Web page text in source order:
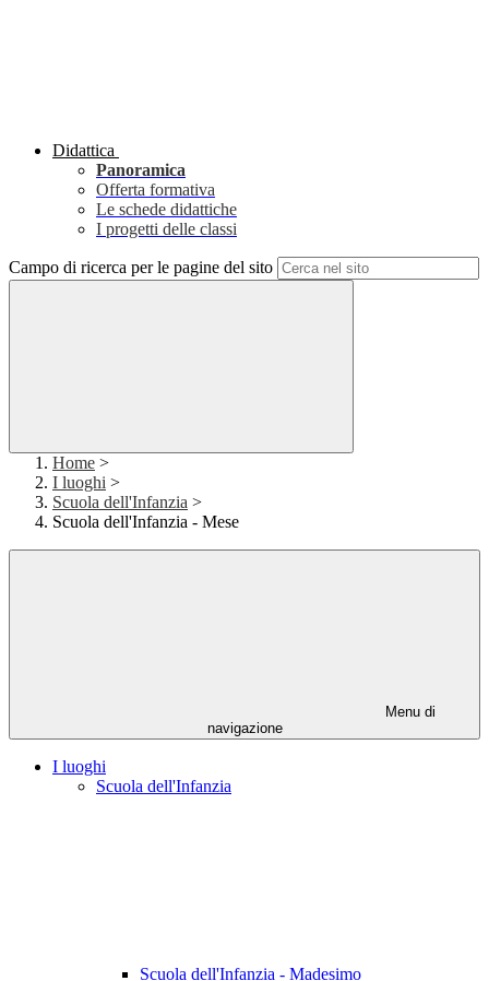
Didattica
Panoramica
Offerta formativa
Le schede didattiche
I progetti delle classi
Campo di ricerca per le pagine del sito
Home >
I luoghi >
Scuola dell'Infanzia >
Scuola dell'Infanzia - Mese
Menu di
navigazione
I luoghi
Scuola dell'Infanzia
Scuola dell'Infanzia - Madesimo